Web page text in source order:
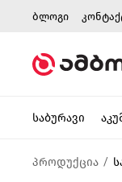
ბლოგი
საბურავი
პროდუქცია